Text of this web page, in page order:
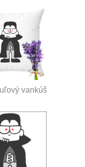
vankúš